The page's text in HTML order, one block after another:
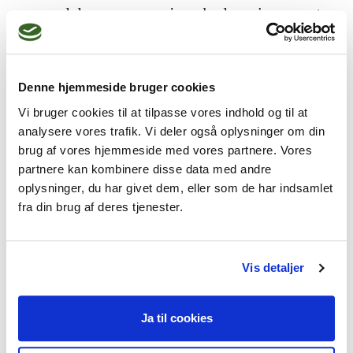
Denne hjemmeside bruger cookies
Vi bruger cookies til at tilpasse vores indhold og til at
analysere vores trafik. Vi deler også oplysninger om din
brug af vores hjemmeside med vores partnere. Vores
partnere kan kombinere disse data med andre
oplysninger, du har givet dem, eller som de har indsamlet
fra din brug af deres tjenester.
Vis detaljer
Ja til cookies
og med de ressourcer jeg glæder mig over at
kunne give videre – som menneske,
passioneret underviser og terapeut.
Jeg kan hjælpe dig med
Angst, Depression, Selvskade,
Stress,
Jeg praktiserer følgende